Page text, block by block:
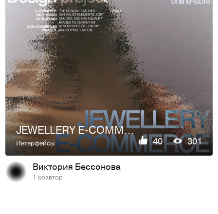
JEWELLERY E-COMMERCE // Pearl Whisper
Интерфейсы 40 301
Виктория Беccонова
1 соавтор